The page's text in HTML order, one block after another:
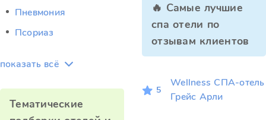
Пневмония
Псориаз
показать всё
Тематические
🔥 Самые лучшие
спа отели по
отзывам клиентов
5
Wellness СПА‑отель
Грейс Арли